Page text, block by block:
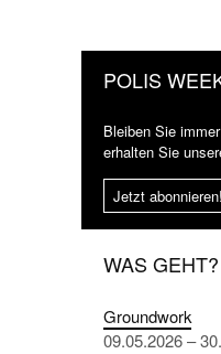
POLIS
Bleiben Sie
erhalten Sie
Jetzt abonnieren!
WAS GEHT?
Groundwork
09.05.2026 –